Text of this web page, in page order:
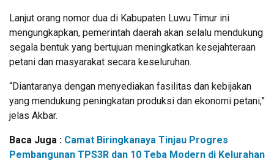
Lanjut orang nomor dua di Kabupaten Luwu Timur ini
mengungkapkan, pemerintah daerah akan selalu mendukung
segala bentuk yang bertujuan meningkatkan kesejahteraan
petani dan masyarakat secara keseluruhan.
“Diantaranya dengan menyediakan fasilitas dan kebijakan
yang mendukung peningkatan produksi dan ekonomi petani,”
jelas Akbar.
Baca Juga : Camat Biringkanaya Tinjau Progres
Pembangunan TPS3R dan 10 Teba Modern di Kelurahan